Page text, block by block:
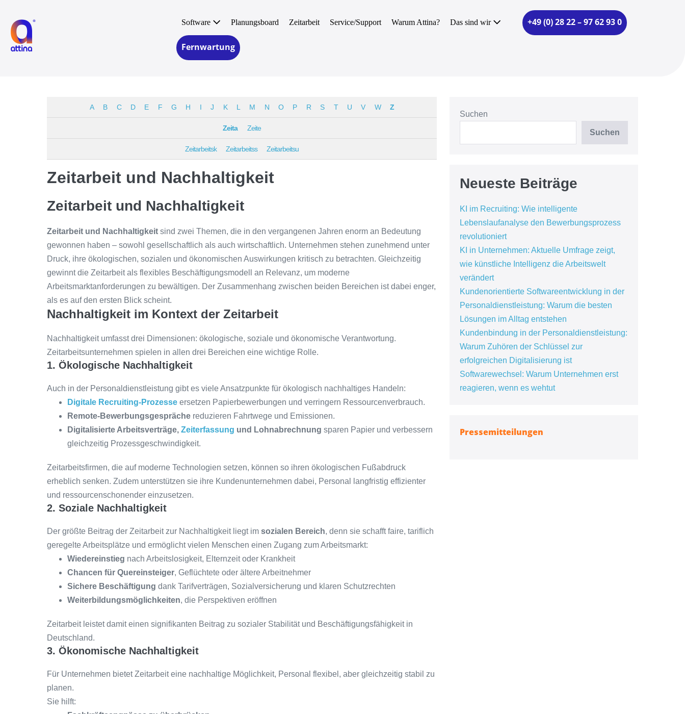
Inhalt
springen
Software Planungsboard Zeitarbeit Service/Support Warum Attina? Das sind wir +49 (0) 28 22 – 97 62 93 0
Fernwartung
A B C D E F G H I J K L M N O P R S T U V W Z
Zeita Zeite
Zeitarbeitsk Zeitarbeitss Zeitarbeitsu
Zeitarbeit und Nachhaltigkeit
Zeitarbeit und Nachhaltigkeit
Zeitarbeit und Nachhaltigkeit sind zwei Themen, die in den vergangenen Jahren enorm an Bedeutung
gewonnen haben – sowohl gesellschaftlich als auch wirtschaftlich. Unternehmen stehen zunehmend unter
Druck, ihre ökologischen, sozialen und ökonomischen Auswirkungen kritisch zu betrachten. Gleichzeitig
gewinnt die Zeitarbeit als flexibles Beschäftigungsmodell an Relevanz, um moderne
Arbeitsmarktanforderungen zu bewältigen. Der Zusammenhang zwischen beiden Bereichen ist dabei enger,
als es auf den ersten Blick scheint.
Nachhaltigkeit im Kontext der Zeitarbeit
Nachhaltigkeit umfasst drei Dimensionen: ökologische, soziale und ökonomische Verantwortung.
Zeitarbeitsunternehmen spielen in allen drei Bereichen eine wichtige Rolle.
1. Ökologische Nachhaltigkeit
Auch in der Personaldienstleistung gibt es viele Ansatzpunkte für ökologisch nachhaltiges Handeln:
Digitale Recruiting-Prozesse ersetzen Papierbewerbungen und verringern Ressourcenverbrauch.
Remote-Bewerbungsgespräche reduzieren Fahrtwege und Emissionen.
Digitalisierte Arbeitsverträge, Zeiterfassung und Lohnabrechnung sparen Papier und verbessern
gleichzeitig Prozessgeschwindigkeit.
Zeitarbeitsfirmen, die auf moderne Technologien setzen, können so ihren ökologischen Fußabdruck
erheblich senken. Zudem unterstützen sie ihre Kundenunternehmen dabei, Personal langfristig effizienter
und ressourcenschonender einzusetzen.
2. Soziale Nachhaltigkeit
Der größte Beitrag der Zeitarbeit zur Nachhaltigkeit liegt im sozialen Bereich, denn sie schafft faire, tariflich
geregelte Arbeitsplätze und ermöglicht vielen Menschen einen Zugang zum Arbeitsmarkt:
Wiedereinstieg nach Arbeitslosigkeit, Elternzeit oder Krankheit
Chancen für Quereinsteiger, Geflüchtete oder ältere Arbeitnehmer
Sichere Beschäftigung dank Tarifverträgen, Sozialversicherung und klaren Schutzrechten
Weiterbildungsmöglichkeiten, die Perspektiven eröffnen
Zeitarbeit leistet damit einen signifikanten Beitrag zu sozialer Stabilität und Beschäftigungsfähigkeit in
Deutschland.
3. Ökonomische Nachhaltigkeit
Für Unternehmen bietet Zeitarbeit eine nachhaltige Möglichkeit, Personal flexibel, aber gleichzeitig stabil zu
planen.
Sie hilft:
Suchen
Suchen
Neueste Beiträge
KI im Recruiting: Wie intelligente
Lebenslaufanalyse den Bewerbungsprozess
revolutioniert
KI in Unternehmen: Aktuelle Umfrage zeigt,
wie künstliche Intelligenz die Arbeitswelt
verändert
Kundenorientierte Softwareentwicklung in der
Personaldienstleistung: Warum die besten
Lösungen im Alltag entstehen
Kundenbindung in der Personaldienstleistung:
Warum Zuhören der Schlüssel zur
erfolgreichen Digitalisierung ist
Softwarewechsel: Warum Unternehmen erst
reagieren, wenn es wehtut
Pressemitteilungen